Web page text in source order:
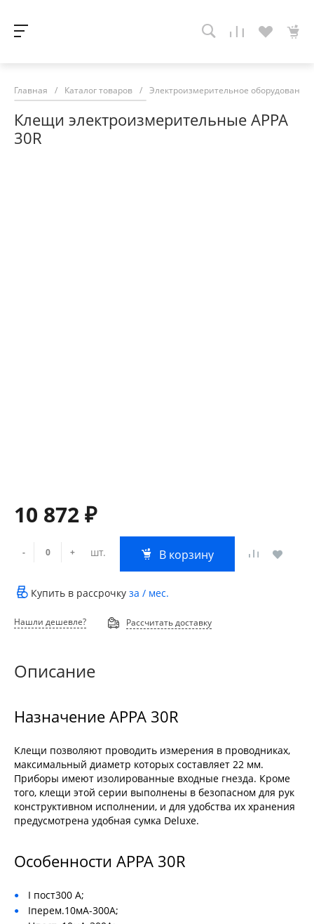
Главная / Каталог товаров / Электроизмерительное оборудование
Клещи электроизмерительные APPA
30R
10 872 ₽
- + шт. В корзину
Купить в рассрочку за / мес.
Нашли дешевле? Рассчитать доставку
Описание
Назначение APPA 30R
Клещи позволяют проводить измерения в проводниках,
максимальный диаметр которых составляет 22 мм.
Приборы имеют изолированные входные гнезда. Кроме
того, клещи этой серии выполнены в безопасном для рук
конструктивном исполнении, и для удобства их хранения
предусмотрена удобная сумка Deluxe.
Особенности APPA 30R
I пост300 А;
Iперем.10мА-300А;